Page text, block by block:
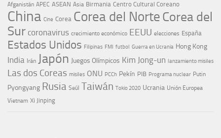
Afganistán APEC ASEAN Asia Birmania Centro Cultural Coreano
China Cine Corea Corea del NorteCorea del
Sur coronavirus crecimiento económico EEUU elecciones España
Estados Unidos Filipinas FMI futbol Guerra en Ucrania Hong Kong
India Irán Japón Juegos Olímpicos Kim Jong-un lanzamiento misiles
Las dos Coreas misiles ONU PCCh Pekín PIB Programa nuclear Putin
Pyongyang Rusia Seúl Taiwán Tokio 2020 Ucrania Unión Europea
Vietnam Xi Jinping